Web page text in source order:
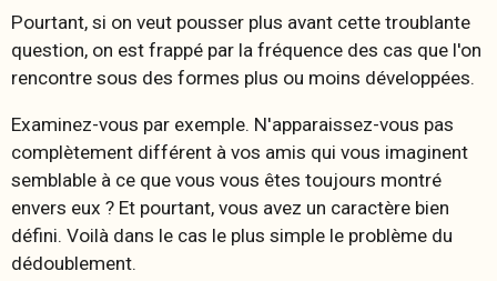
Pourtant, si on veut pousser plus avant cette troublante
question, on est frappé par la fréquence des cas que l'on
rencontre sous des formes plus ou moins développées.
Examinez-vous par exemple. N'apparaissez-vous pas
complètement différent à vos amis qui vous imaginent
semblable à ce que vous vous êtes toujours montré
envers eux ? Et pourtant, vous avez un caractère bien
défini. Voilà dans le cas le plus simple le problème du
dédoublement.